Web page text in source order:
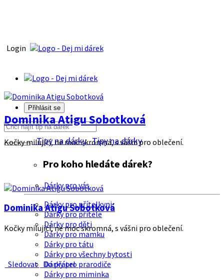
Login
Přihlásit se
Tipy na dárkyTipy na dárky
Pro koho hledáte dárek?
Dárky pro vás
Dárky pro přítelkyni
Dárky pro přítele
Dárky pro děti
Dárky pro mamku
Dárky pro tátu
Dárky pro všechny bytosti
Dárky pro prarodiče
Dárky pro miminka
Dominika Atigu Sobotková
Kočky milující, ne moc skromná, s vášni pro oblečení.
Dominika Atigu Sobotková
Kočky milující, ne moc skromná, s vášni pro oblečení.
Sledovat Do přátel